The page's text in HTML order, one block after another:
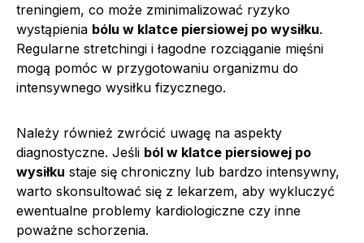
treningiem, co może zminimalizować ryzyko
wystąpienia bólu w klatce piersiowej po wysiłku.
Regularne stretchingi i łagodne rozciąganie mięśni
mogą pomóc w przygotowaniu organizmu do
intensywnego wysiłku fizycznego.
Należy również zwrócić uwagę na aspekty
diagnostyczne. Jeśli ból w klatce piersiowej po
wysiłku staje się chroniczny lub bardzo intensywny,
warto skonsultować się z lekarzem, aby wykluczyć
ewentualne problemy kardiologiczne czy inne
poważne schorzenia.